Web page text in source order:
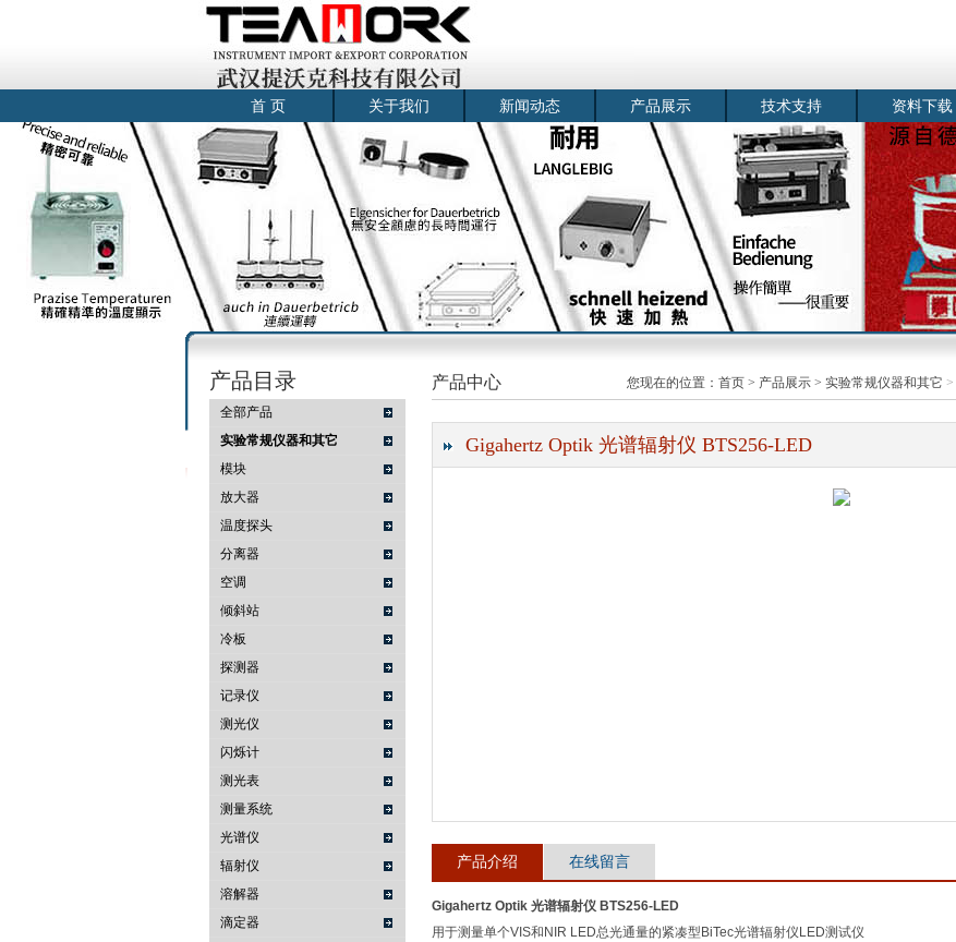
武汉提沃克科技有限公司
首 页 关于我们 新闻动态 产品展示 技术支持 资料下载
产品目录
全部产品
实验常规仪器和其它
模块
放大器
温度探头
分离器
空调
倾斜站
冷板
探测器
记录仪
测光仪
闪烁计
测光表
测量系统
光谱仪
辐射仪
溶解器
滴定器
产品中心 您现在的位置： 首页 > 产品展示 > 实验常规仪器和其它 >
Gigahertz Optik 光谱辐射仪 BTS256-LED
产品介绍 在线留言
Gigahertz Optik 光谱辐射仪 BTS256-LED
用于测量单个VIS和NIR LED总光通量的紧凑型BiTec光谱辐射仪LED测试仪